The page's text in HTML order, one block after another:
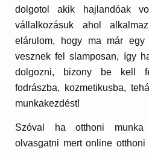
dolgotol akik hajlandóak
vállalkozásuk ahol
elárulom, hogy ma már egy
vesznek fel slamposan, így
dolgozni, bizony be kell
fodrászba, kozmetikusba,
munkakezdést!
Szóval ha otthoni munka
olvasgatni mert online